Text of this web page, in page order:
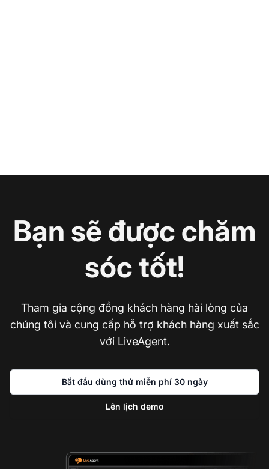
Bạn sẽ được chăm
sóc tốt!
Tham gia cộng đồng khách hàng hài lòng của
chúng tôi và cung cấp hỗ trợ khách hàng xuất sắc
với LiveAgent.
Bắt đầu dùng thử miễn phí 30 ngày
Lên lịch demo